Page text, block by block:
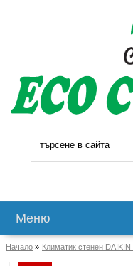
Меню
Начало » Климатик стенен